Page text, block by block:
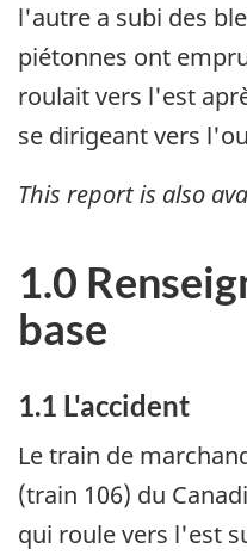
l'autre a subi des
piétonnes ont
roulait vers l'est
se dirigeant vers
This report is also
1.0
base
1.1 L'accident
Le train de
(train 106) du
qui roule vers l'est